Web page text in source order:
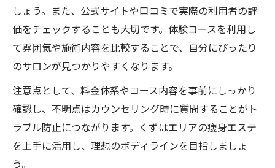
しょう。また、公式サイトや口コミで実際の利用者の評
価をチェックすることも大切です。体験コースを利用し
て雰囲気や施術内容を比較することで、自分にぴったり
のサロンが見つかりやすくなります。
注意点として、料金体系やコース内容を事前にしっかり
確認し、不明点はカウンセリング時に質問することがト
ラブル防止につながります。くずはエリアの痩身エステ
を上手に活用し、理想のボディラインを目指しましょ
う。